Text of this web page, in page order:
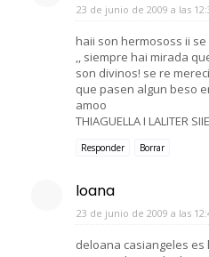
23 de junio de 2009 a las
haii son hermososs ii
,, siempre hai mirada
son divinos! se re
que pasen algun beso
amoo
THIAGUELLA I LALITER
Responder Borrar
loana
23 de junio de 2009 a las
deloana casiangeles es